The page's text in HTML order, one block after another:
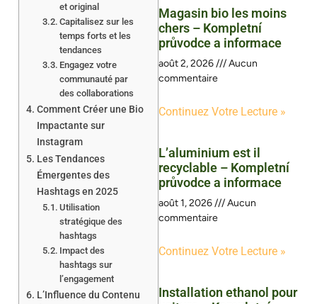
et original
Capitalisez sur les
temps forts et les
tendances
Engagez votre
communauté par
des collaborations
Comment Créer une Bio
Impactante sur
Instagram
Les Tendances
Émergentes des
Hashtags en 2025
Utilisation
stratégique des
hashtags
Impact des
hashtags sur
l’engagement
L’Influence du Contenu
Magasin bio les moins
chers – Kompletní
průvodce a informace
août 2, 2026
Aucun
commentaire
Continuez Votre Lecture »
L’aluminium est il
recyclable – Kompletní
průvodce a informace
août 1, 2026
Aucun
commentaire
Continuez Votre Lecture »
Installation ethanol pour